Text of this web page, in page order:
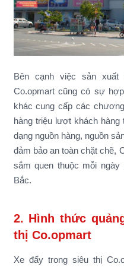
Bên cạnh việc sản xuất
Co.opmart cũng có sự
khác cung cấp các
hàng triệu lượt khách
dạng nguồn hàng, nguồn
đảm bảo an toàn chặt chẽ,
sắm quen thuộc mỗi
Bắc.
2. Hình thức
thị Co.opmart
Xe đẩy trong siêu thị